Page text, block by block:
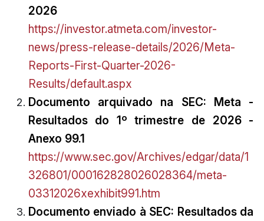
2026
https://investor.atmeta.com/investor-
news/press-release-details/2026/Meta-
Reports-First-Quarter-2026-
Results/default.aspx
Documento arquivado na SEC: Meta -
Resultados do 1º trimestre de 2026 -
Anexo 99.1
https://www.sec.gov/Archives/edgar/data/1
326801/000162828026028364/meta-
03312026xexhibit991.htm
Documento enviado à SEC: Resultados da